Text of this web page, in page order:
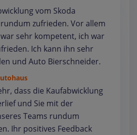
vom Skoda
zufrieden. Vor allem
sehr kompetent, ich war
Ich kann ihn sehr
und Auto Bierschneider.
dass die Kaufabwicklung
und Sie mit der
Teams rundum
Ihr positives Feedback